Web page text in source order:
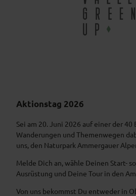
Aktionstag 2026
Sei am 20. Juni 2026 auf einer der
Wanderungen und Themenwegen
uns, den Naturpark Ammergauer
Melde Dich an, wähle Deinen Start-
Ausrüstung und Deine Tour in den
Von uns bekommst Du entweder in